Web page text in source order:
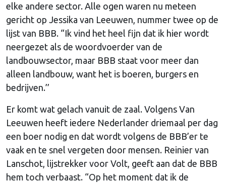
elke andere sector. Alle ogen waren nu meteen
gericht op Jessika van Leeuwen, nummer twee op de
lijst van BBB. “Ik vind het heel fijn dat ik hier wordt
neergezet als de woordvoerder van de
landbouwsector, maar BBB staat voor meer dan
alleen landbouw, want het is boeren, burgers en
bedrijven.’’
Er komt wat gelach vanuit de zaal. Volgens Van
Leeuwen heeft iedere Nederlander driemaal per dag
een boer nodig en dat wordt volgens de BBB’er te
vaak en te snel vergeten door mensen. Reinier van
Lanschot, lijstrekker voor Volt, geeft aan dat de BBB
hem toch verbaast. “Op het moment dat ik de